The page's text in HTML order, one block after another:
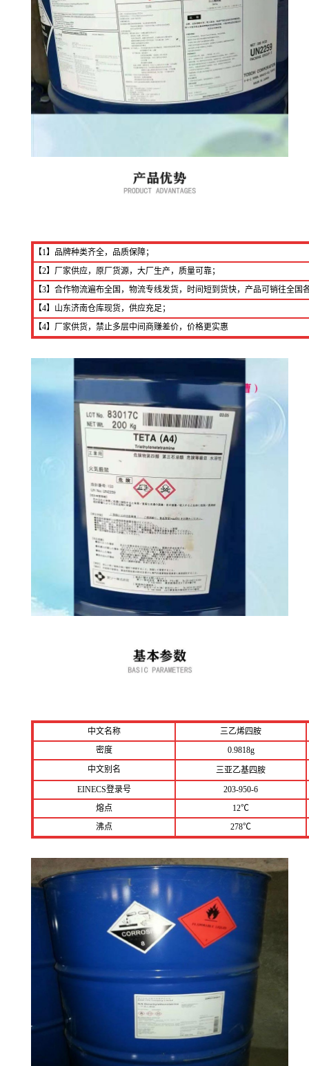
【1】品牌种类齐全，品质保障；
【2】厂家供应，原厂货源，大厂生产，质量可靠；
【3】合作物流遍布全国，物流专线发货，时间短到货快，产品可销往全国
【4】山东济南仓库现货，供应充足；
【4】厂家供货，禁止多层中间商赚差价，价格更实惠
中文名称
三乙烯四胺
密度
0.9818g
中文别名
三亚乙基四胺
EINECS登录号
203-950-6
熔点
12℃
沸点
278℃